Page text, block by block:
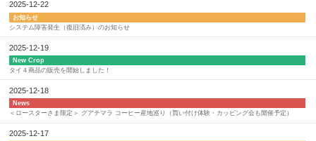
2025-12-22
お知らせ
システム障害発生（復旧済み）のお知らせ
2025-12-19
New Crop
タイ４商品の販売を開始しました！
2025-12-18
News
＜ロースターさま限定＞ グアテマラ コーヒー産地巡り（買い付け体験・カッピング会も開催予定）
2025-12-17